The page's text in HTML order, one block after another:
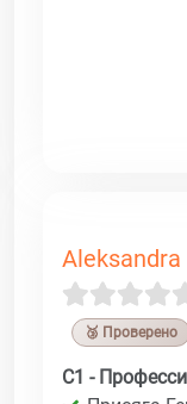
Aleksandra
🥉 Проверено
C1 -